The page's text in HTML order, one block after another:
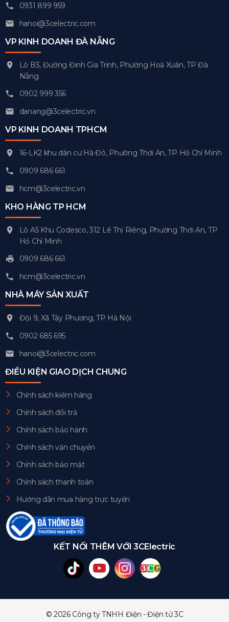
0931 899 959
hanoi@3celectric.com
VP KINH DOANH ĐÀ NẴNG
Lô B3, Đường Đinh Gia Trinh, Phường Hoà Xuân, TP Đà
Nẵng
0902 999 356
danang@3celectric.vn
VP KINH DOANH TPHCM
16-LK2 khu dân cư Hà Đô, Phường Thới An, TP Hồ Chí Minh
0909 686 661
hcm@3celectric.vn
KHO HÀNG TP HCM
Lô A5 Khu Codesco, 312 Lê Thị Riêng, Phường Thới An, TP
Hồ Chí Minh
0909 686 661
hcm@3celectric.vn
NHÀ MÁY SẢN XUẤT
Đội 9, Xã Tây Phương, TP Hà Nội
0902 685 695
hanoi@3celectric.com
ĐIỀU KIỆN GIAO DỊCH CHUNG
Chính sách kiểm hàng
Chính sách đổi trả
Chính sách bảo hành
Chính sách vận chuyển
Chính sách bảo mật
Chính sách thanh toán
Hướng dẫn mua hàng trực tuyến
KẾT NỐI THÊM VỚI 3CElectric
© 2026 Công ty TNHH Điện - Điện tử 3C